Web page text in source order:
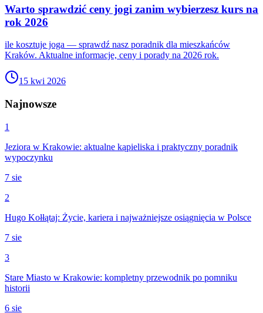
Warto sprawdzić ceny jogi zanim wybierzesz kurs na
rok 2026
ile kosztuje joga — sprawdź nasz poradnik dla mieszkańców
Kraków. Aktualne informacje, ceny i porady na 2026 rok.
15 kwi 2026
Najnowsze
1
Jeziora w Krakowie: aktualne kąpieliska i praktyczny poradnik
wypoczynku
7 sie
2
Hugo Kołłątaj: Życie, kariera i najważniejsze osiągnięcia w Polsce
7 sie
3
Stare Miasto w Krakowie: kompletny przewodnik po pomniku
historii
6 sie